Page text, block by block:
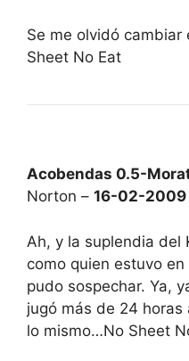
Se me olvidó
Sheet No Eat
Acobendas 0.5-
Norton – 16-02-2009
Ah, y la suplendia del
como quien estuvo
pudo sospechar. Ya,
jugó más de 24 horas
lo mismo…No Sheet